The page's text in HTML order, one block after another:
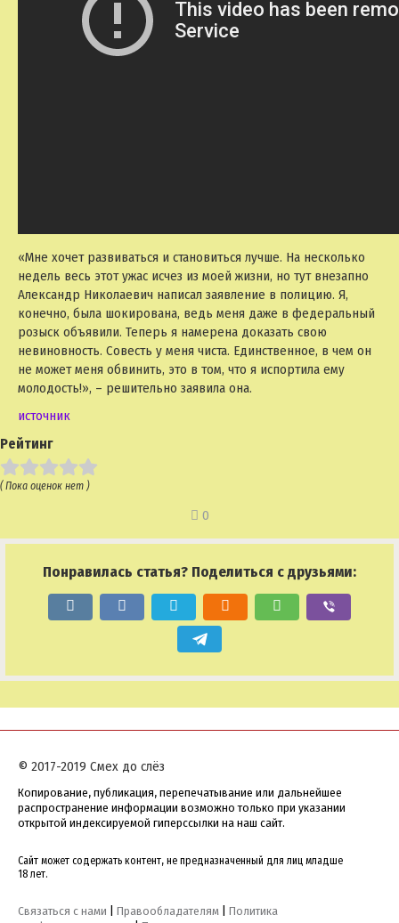
«Мне хочет развиваться и становиться лучше. На несколько
недель весь этот ужас исчез из моей жизни, но тут внезапно
Александр Николаевич написал заявление в полицию. Я,
конечно, была шокирована, ведь меня даже в федеральный
розыск объявили. Теперь я намерена доказать свою
невиновность. Совесть у меня чиста. Единственное, в чем он
не может меня обвинить, это в том, что я испортила ему
молодость!», – решительно заявила она.
источник
Рейтинг
( Пока оценок нет )
0
Понравилась статья? Поделиться с друзьями:
© 2017-2019 Смех до слёз
Копирование, публикация, перепечатывание или дальнейшее
распространение информации возможно только при указании
открытой индексируемой гиперссылки на наш сайт.
Сайт может содержать контент, не предназначенный для лиц младше
18 лет.
Связаться с нами Правообладателям
Политика